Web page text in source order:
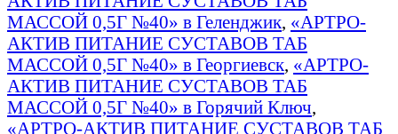
МАССОЙ 0,5Г №40» в Геленджик, «АРТРО-
АКТИВ ПИТАНИЕ СУСТАВОВ ТАБ
МАССОЙ 0,5Г №40» в Георгиевск, «АРТРО-
АКТИВ ПИТАНИЕ СУСТАВОВ ТАБ
МАССОЙ 0,5Г №40» в Горячий Ключ,
«АРТРО-АКТИВ ПИТАНИЕ СУСТАВОВ ТАБ